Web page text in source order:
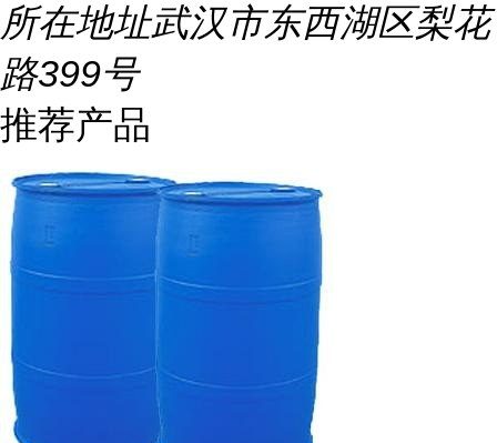
所在地址武汉市东西湖区梨花
路399号
推荐产品